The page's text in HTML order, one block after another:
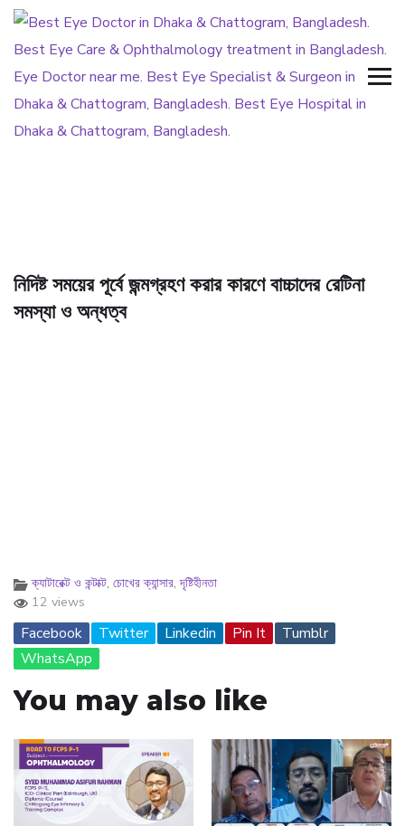
নিদিষ্ট সময়ের পূর্বে জন্মগ্রহণ করার কারণে বাচ্চাদের রেটিনা
সমস্যা ও অন্ধত্ব
ক্যাটারেক্ট ও কন্টাক্ট, চোখের ক্যান্সার,দৃষ্টিহীনতা
12 views
Facebook Twitter Linkedin Pin It
Tumblr
WhatsApp
You may also like